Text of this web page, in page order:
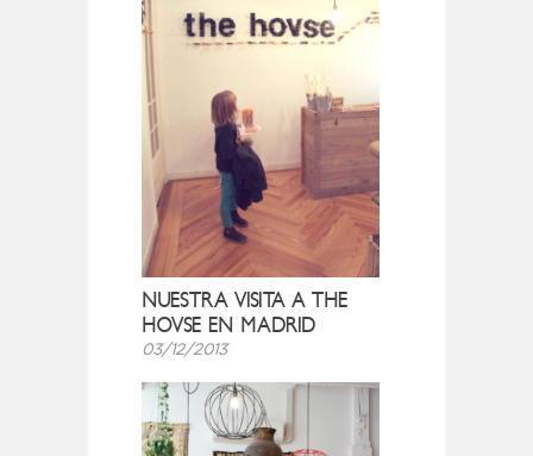
NUESTRA VISITA A THE
HOVSE EN MADRID
03/12/2013